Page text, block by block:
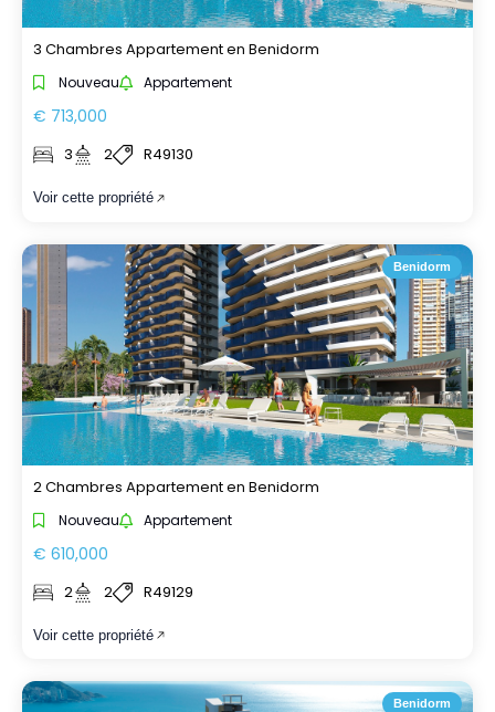
3 Chambres Appartement en Benidorm
Nouveau Appartement
€ 713,000
3 2 R49130
Voir cette propriété
Benidorm
2 Chambres Appartement en Benidorm
Nouveau Appartement
€ 610,000
2 2 R49129
Voir cette propriété
Benidorm